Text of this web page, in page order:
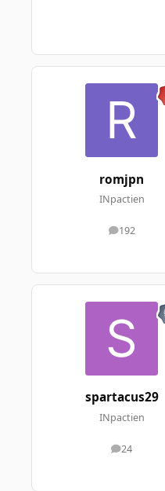
romjpn
INpactien
192
messages
spartacus29
INpactien
24
messages